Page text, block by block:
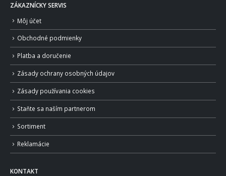
ZÁKAZNÍCKY SERVIS
Môj účet
Obchodné podmienky
Platba a doručenie
Zásady ochrany osobných údajov
Zásady používania cookies
Staňte sa naším partnerom
Sortiment
Reklamácie
KONTAKT